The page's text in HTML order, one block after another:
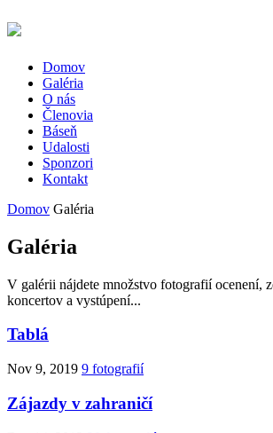
Domov
Galéria
O nás
Členovia
Báseň
Udalosti
Sponzori
Kontakt
Domov Galéria
Galéria
V galérii nájdete množstvo fotografií ocenení,
koncertov a vystúpení...
Tablá
Nov 9, 2019 9 fotografií
Zájazdy v zahraničí